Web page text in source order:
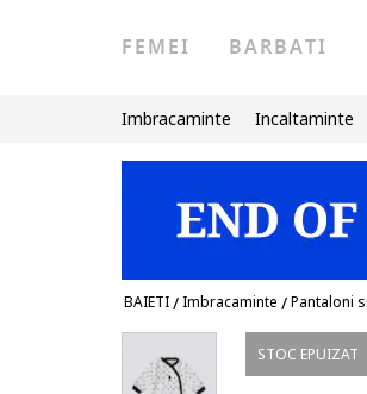
FEMEI BARBATI
Imbracaminte Incaltaminte
BAIETI/Imbracaminte /Pantaloni
STOC EPUIZAT